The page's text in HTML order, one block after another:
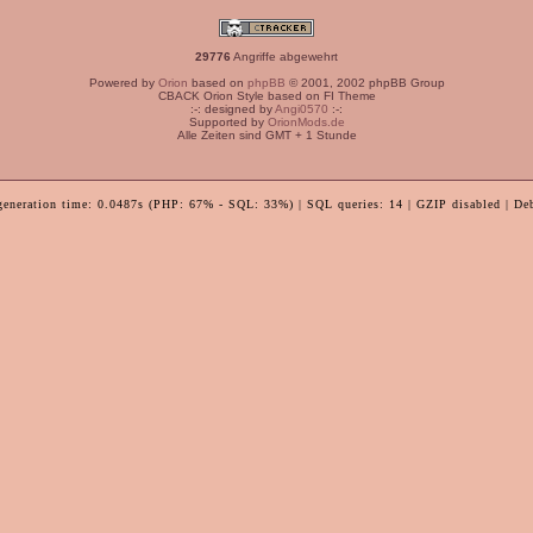
29776 Angriffe abgewehrt
Powered by Orion based on phpBB © 2001, 2002 phpBB Group
CBACK Orion Style based on FI Theme
:-: designed byAngi0570 :-:
Supported by OrionMods.de
Alle Zeiten sind GMT + 1 Stunde
time: 0.0487s (PHP: 67% - SQL: 33%) | SQL queries: 14 | GZIP disabled |